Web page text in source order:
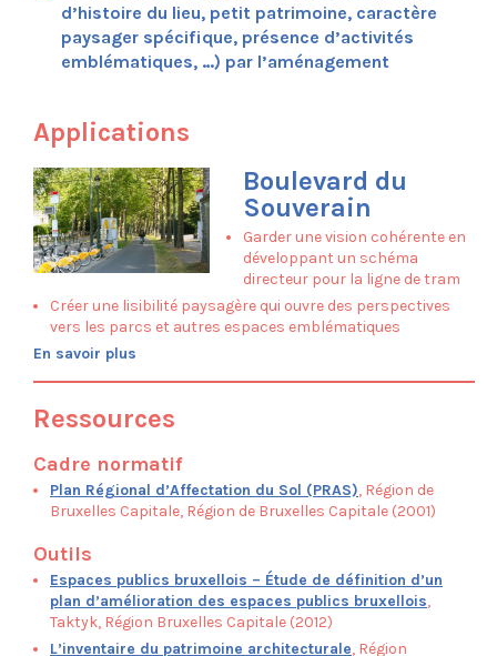
Composez la feuille de route de votre
projet
Applications
Boulevard du Souverain
Croisement Orban
Place Communale de Molenbeek
Place Cardinal Mercier
Place Dumon
Place Rogier
Plaine du Bourdon
Parc Marconi
Prospection
d’histoire du lieu, petit patrimoine, caractère
paysager spécifique, présence d’activités
emblématiques, …) par l’aménagement
Applications
Boulevard du
Souverain
Garder une vision cohérente en
développant un schéma
directeur pour la ligne de tram
Créer une lisibilité paysagère qui ouvre des perspectives
vers les parcs et autres espaces emblématiques
En savoir plus
Ressources
Cadre normatif
Plan Régional d’Affectation du Sol (PRAS), Région de
Bruxelles Capitale, Région de Bruxelles Capitale (2001)
Outils
Espaces publics bruxellois – Étude de définition d’un
plan d’amélioration des espaces publics bruxellois,
Taktyk, Région Bruxelles Capitale (2012)
L’inventaire du patrimoine architecturale, Région